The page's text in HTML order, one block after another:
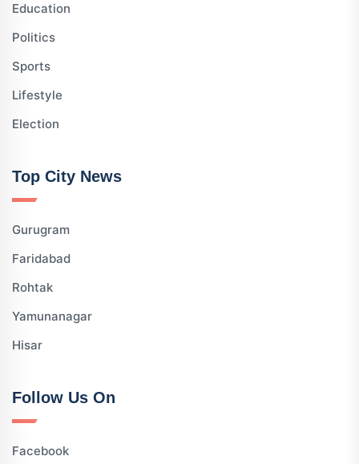
Education
Politics
Sports
Lifestyle
Election
Top City News
Gurugram
Faridabad
Rohtak
Yamunanagar
Hisar
Follow Us On
Facebook